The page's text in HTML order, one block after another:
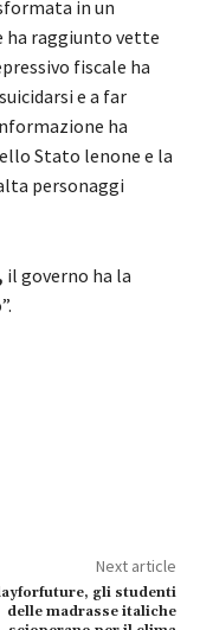
in un
ha raggiunto vette
fiscale ha
e a far
ha
Stato lenone e la
personaggi
il governo ha la
Next article
gli studenti
delle madrasse italiche